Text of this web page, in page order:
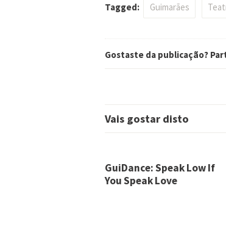
Tagged: Guimarães
Gostaste da publicação?
Vais gostar disto
GuiDance: Speak Low If
You Speak Love